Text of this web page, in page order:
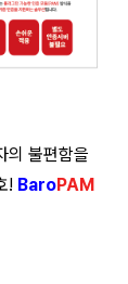
의 불편함을
! BaroPAM